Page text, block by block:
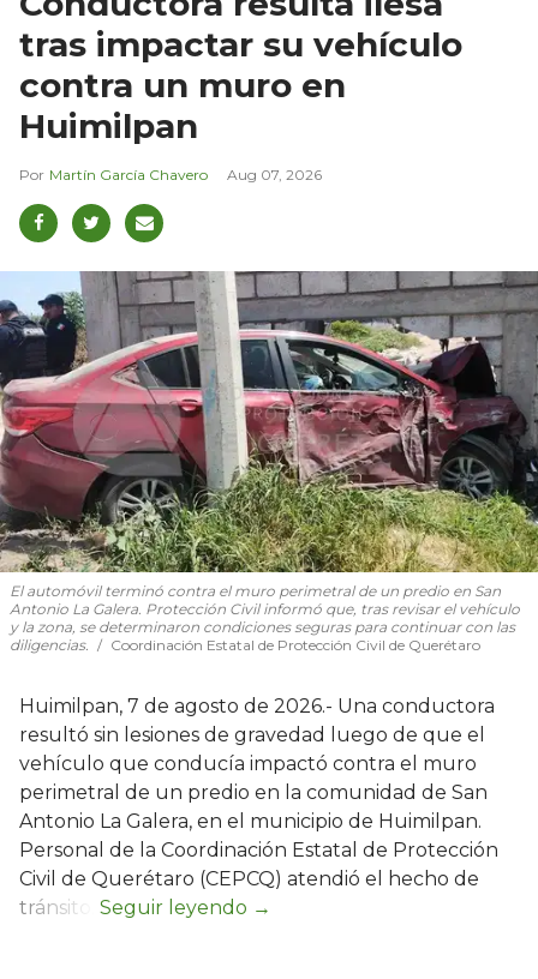
tras impactar su vehículo
contra un muro en
Huimilpan
Martín García Chavero Aug 07, 2026
El automóvil terminó contra el muro perimetral de un predio en San
Antonio La Galera. Protección Civil informó que, tras revisar el vehículo
y la zona, se determinaron condiciones seguras para continuar con las
diligencias.
Coordinación Estatal de Protección Civil de Querétaro
Huimilpan, 7 de agosto de 2026.- Una conductora
resultó sin lesiones de gravedad luego de que el
vehículo que conducía impactó contra el muro
perimetral de un predio en la comunidad de San
Antonio La Galera, en el municipio de Huimilpan.
Personal de la Coordinación Estatal de Protección
Civil de Querétaro (CEPCQ) atendió el hecho de
tránsito.